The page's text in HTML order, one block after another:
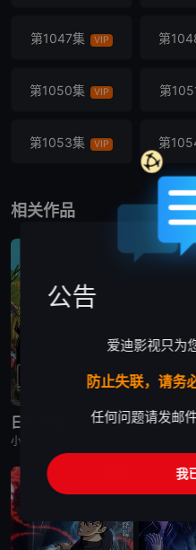
第1047集 VIP 第
第1050集 VIP 第
第1053集 VIP 第
第
第
第1062集
VIP 第
第1071集 VIP 第
相关作品
剧情
日本三国 再见菈菈
公告
爱迪影视只为
防止失联，请务
任何问题请发邮
我